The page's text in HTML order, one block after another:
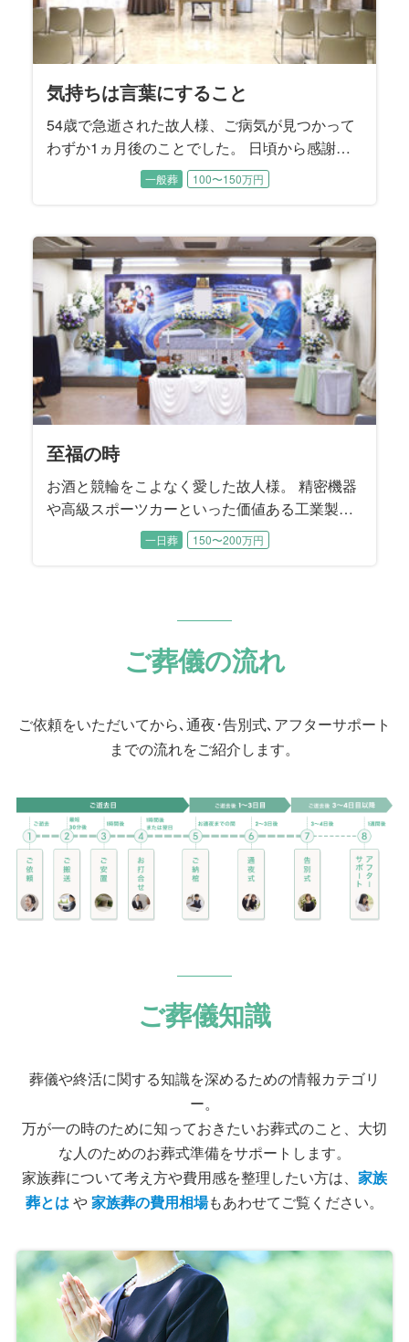
気持ちは言葉にすること
54歳で急逝された故人様、ご病気が見つかって
わずか1ヵ月後のことでした。 日頃から感謝は
言葉にしなければ伝わらないというお考えをお
持ちだった故人様。 奥様へ1日1回「ありがと
そうです。 昨年、むすびすで奥様のご親族のご
葬儀をお手伝いさせていただいたことから、こ
の度のご依頼となりました。
一般葬 100〜150万円
至福の時
お酒と競輪をこよなく愛した故人様。 精密機器
や高級スポーツカーといった価値ある工業製品
を輸送する際に「梱包」する工業包装技能士と
して生涯活躍。 数年前まで現役でお仕事を続け
人様は国内で14人目に資格を取得された、まさ
に梱包のプロフェッショナルでした。
一日葬 150〜200万円
ご葬儀の流れ
ご依頼をいただいてから､通夜･告別式､アフターサポート
までの流れをご紹介します。
ご葬儀知識
葬儀や終活に関する知識を深めるための情報カテゴリ
ー。
万が一の時のために知っておきたいお葬式のこと、大切
な人のためのお葬式準備をサポートします。
家族葬について考え方や費用感を整理したい方は、 家族
葬とはや家族葬の費用相場もあわせてご覧ください。